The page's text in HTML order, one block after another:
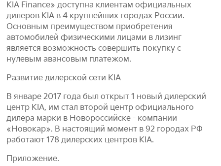
KIA Finance» доступна клиентам официальных
дилеров KIA в 4 крупнейших городах России.
Основным преимуществом приобретения
автомобилей физическими лицами в лизинг
является возможность совершить покупку с
нулевым авансовым платежом.
Развитие дилерской сети KIA
В январе 2017 года был открыт 1 новый дилерский
центр KIA, им стал второй центр официального
дилера марки в Новороссийске - компании
«Новокар». В настоящий момент в 92 городах РФ
работают 178 дилерских центров KIA.
Приложение.